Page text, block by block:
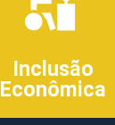
Inclusão
Econômica